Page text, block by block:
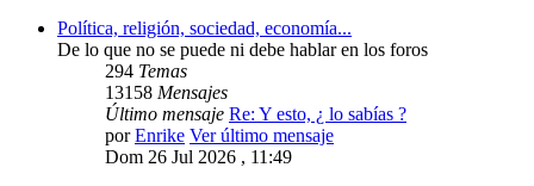
Política, religión, sociedad, economía...
De lo que no se puede ni debe hablar en los foros
294 Temas
13158 Mensajes
Último mensaje Re: Y esto, ¿ lo sabías ?
porEnrike Ver último mensaje
Dom 26 Jul 2026 , 11:49